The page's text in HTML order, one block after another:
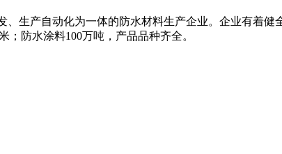
生产自动化为一体的防水材料生产企业。企业有着
；防水涂料100万吨，产品品种齐全。